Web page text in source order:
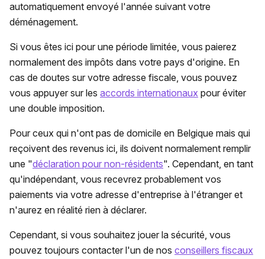
automatiquement envoyé l'année suivant votre
déménagement.
Si vous êtes ici pour une période limitée, vous paierez
normalement des impôts dans votre pays d'origine. En
cas de doutes sur votre adresse fiscale, vous pouvez
vous appuyer sur les accords internationaux pour éviter
une double imposition.
Pour ceux qui n'ont pas de domicile en Belgique mais qui
reçoivent des revenus ici, ils doivent normalement remplir
une "déclaration pour non-résidents". Cependant, en tant
qu'indépendant, vous recevrez probablement vos
paiements via votre adresse d'entreprise à l'étranger et
n'aurez en réalité rien à déclarer.
Cependant, si vous souhaitez jouer la sécurité, vous
pouvez toujours contacter l'un de nos conseillers fiscaux